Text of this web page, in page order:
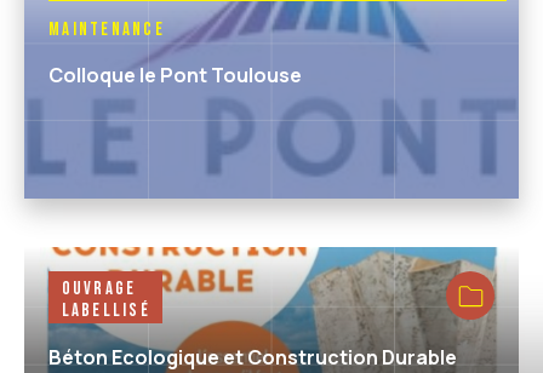
Maintenance
Colloque le Pont Toulouse
Ouvrage
Labellisé
Béton Ecologique et Construction Durable